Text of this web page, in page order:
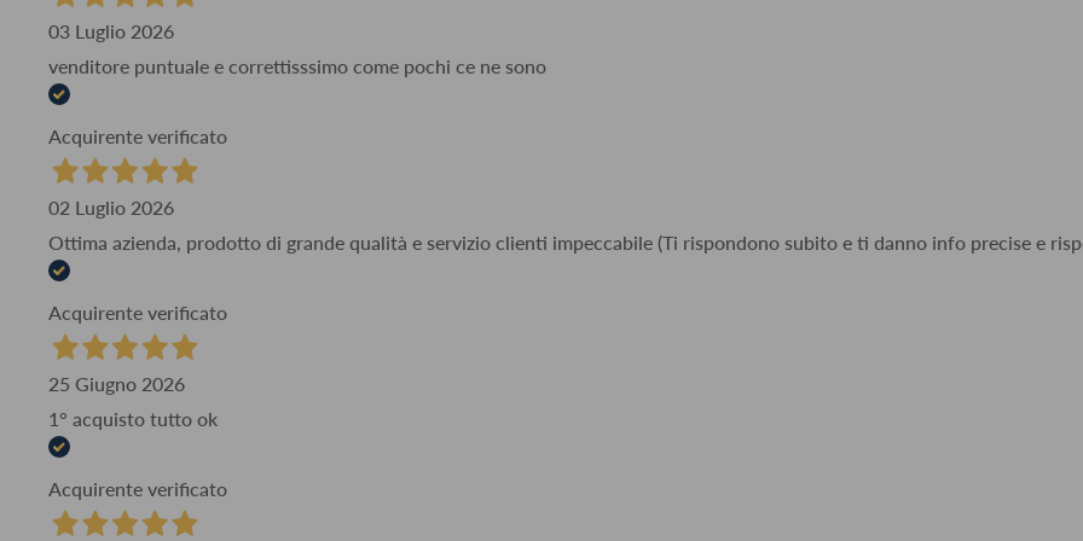
03 Luglio 2026
venditore puntuale e correttisssimo come pochi ce ne sono
Acquirente verificato
02 Luglio 2026
Ottima azienda, prodotto di grande qualità e servizio clienti impeccabile (Ti rispondono subito e ti danno info precise e
Acquirente verificato
25 Giugno 2026
1° acquisto tutto ok
Acquirente verificato